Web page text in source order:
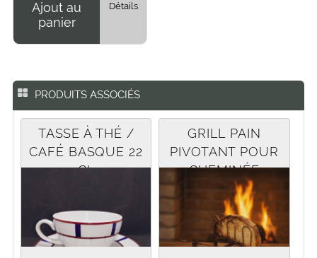
Dimensions: 65 x70 cm...
Ajout au
panier
Détails
PRODUITS ASSOCIÉS
TASSE À THÉ /
CAFÉ BASQUE 22
CL
GRILL PAIN
PIVOTANT POUR
CHEMINÉE